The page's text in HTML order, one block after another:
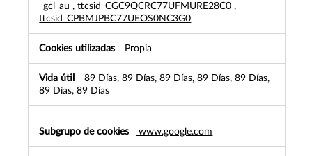
_gcl_au,ttcsid_CGC9QCRC77UFMURE28C0,
ttcsid_CPBMJPBC77UEOS0NC3G0
Propia
89 Días, 89 Días, 89 Días, 89 Días, 89 Días,
89 Días, 89 Días
www.google.com